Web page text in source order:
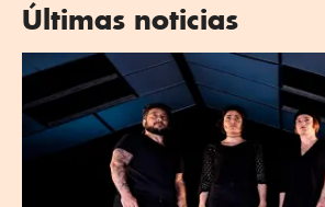
Últimas noticias